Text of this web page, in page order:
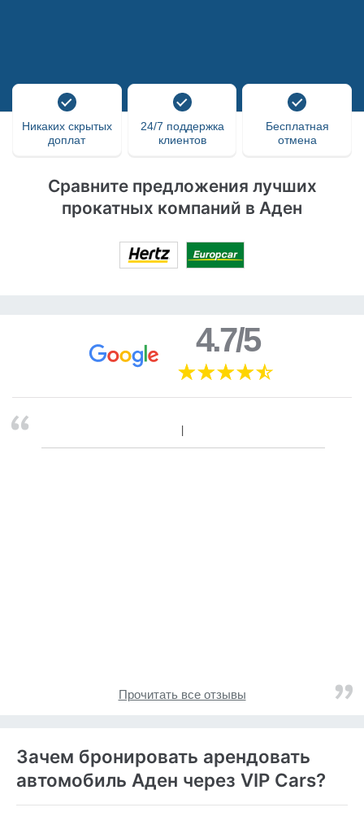
Никаких скрытых
доплат
24/7 поддержка
клиентов
Бесплатная
отмена
Сравните предложения лучших
прокатных компаний в Аден
4.7/5
Прочитать все отзывы
Зачем бронировать арендовать
автомобиль Аден через VIP Cars?